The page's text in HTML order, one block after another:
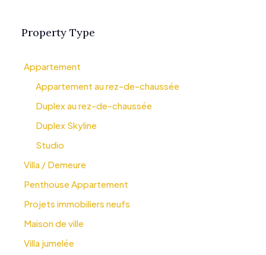
Property Type
Appartement
Appartement au rez-de-chaussée
Duplex au rez-de-chaussée
Duplex Skyline
Studio
Villa / Demeure
Penthouse Appartement
Projets immobiliers neufs
Maison de ville
Villa jumelée